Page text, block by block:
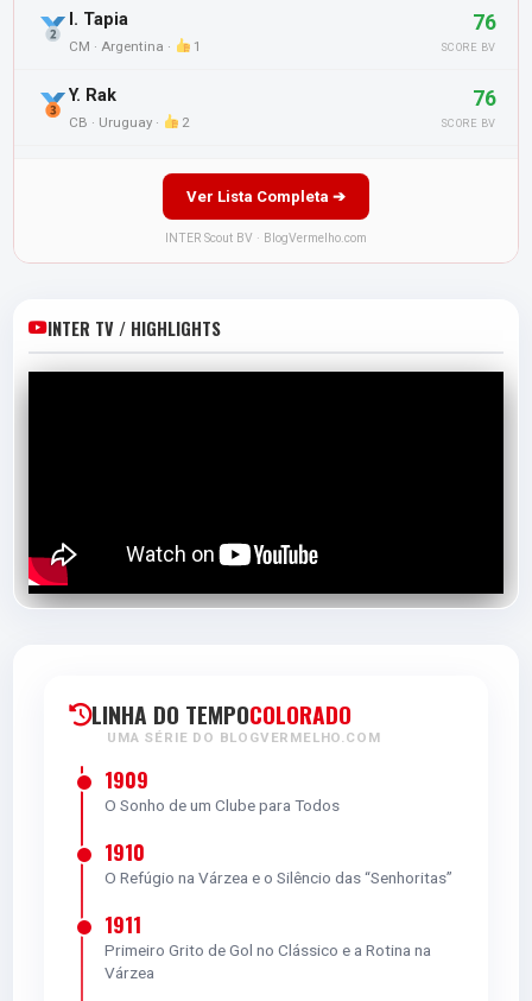
I. Tapia
CM · Argentina · 1
76
SCORE BV
Y. Rak
CB · Uruguay · 2
76
SCORE BV
Ver Lista Completa ➔
INTER Scout BV · BlogVermelho.com
INTER TV / HIGHLIGHTS
LINHA DO TEMPOCOLORADO
UMA SÉRIE DO BLOGVERMELHO.COM
1909
O Sonho de um Clube para Todos
1910
O Refúgio na Várzea e o Silêncio das “Senhoritas”
1911
Primeiro Grito de Gol no Clássico e a Rotina na
Várzea